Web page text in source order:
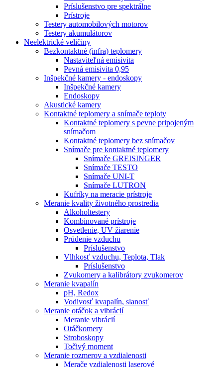
Príslušenstvo pre spektrálne
Prístroje
Testery automobilových motorov
Testery akumulátorov
Neelektrické veličiny
Bezkontaktné (infra) teplomery
Nastaviteľná emisivita
Pevná emisivita 0,95
Inšpekčné kamery - endoskopy
Inšpekčné kamery
Endoskopy
Akustické kamery
Kontaktné teplomery a snímače teploty
Kontaktné teplomery s pevne pripojeným
snímačom
Kontaktné teplomery bez snímačov
Snímače pre kontaktné teplomery
Snímače GREISINGER
Snímače TESTO
Snímače UNI-T
Snímače LUTRON
Kufríky na meracie prístroje
Meranie kvality životného prostredia
Alkoholtestery
Kombinované prístroje
Osvetlenie, UV žiarenie
Prúdenie vzduchu
Príslušenstvo
Vlhkosť vzduchu, Teplota, Tlak
Príslušenstvo
Zvukomery a kalibrátory zvukomerov
Meranie kvapalín
pH, Redox
Vodivosť kvapalín, slanosť
Meranie otáčok a vibrácií
Meranie vibrácií
Otáčkomery
Stroboskopy
Točivý moment
Meranie rozmerov a vzdialenosti
Merače vzdialenosti laserové